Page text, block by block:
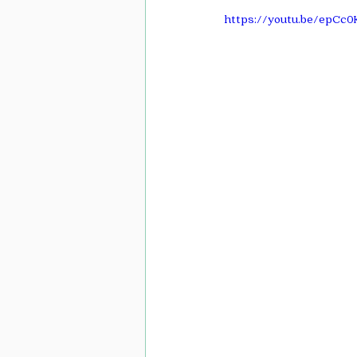
https://youtu.be/